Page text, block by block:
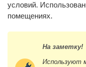
условий.
помещениях.
На заметку!
Используют